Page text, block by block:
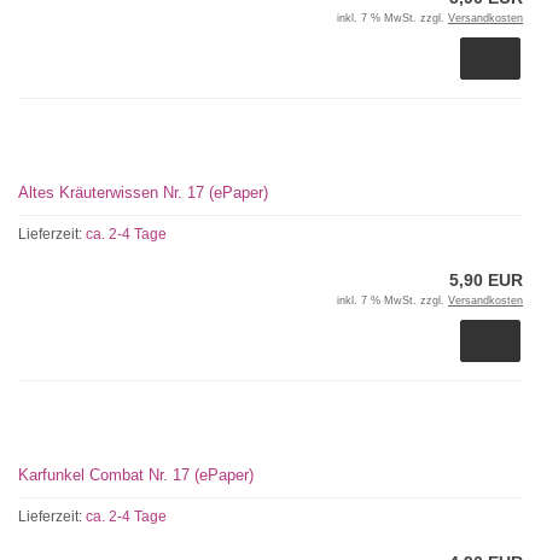
inkl. 7 % MwSt. zzgl. Versandkosten
Altes Kräuterwissen Nr. 17 (ePaper)
Lieferzeit: ca. 2-4 Tage
5,90 EUR
inkl. 7 % MwSt. zzgl. Versandkosten
Karfunkel Combat Nr. 17 (ePaper)
Lieferzeit: ca. 2-4 Tage